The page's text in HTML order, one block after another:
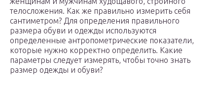
телосложения. Как же правильно измерить себя
сантиметром? Для определения правильного
размера обуви и одежды используются
определенные антропометрические показатели,
которые нужно корректно определить. Какие
параметры следует измерять, чтобы точно знать
размер одежды и обуви?